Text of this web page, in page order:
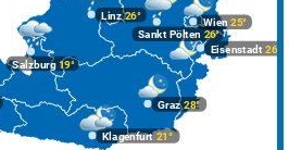
Graz28°
Klagenfurt 21°
Linz26°
Salzburg19°
Wien 25°
Eisenstadt 26°
Sankt Pölten 26°